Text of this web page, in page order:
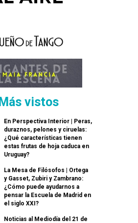
Más vistos
En Perspectiva Interior | Peras,
duraznos, pelones y ciruelas:
¿Qué características tienen
estas frutas de hoja caduca en
Uruguay?
La Mesa de Filósofos | Ortega
y Gasset, Zubiri y Zambrano:
¿Cómo puede ayudarnos a
pensar la Escuela de Madrid en
el siglo XXI?
Noticias al Mediodía del 21 de